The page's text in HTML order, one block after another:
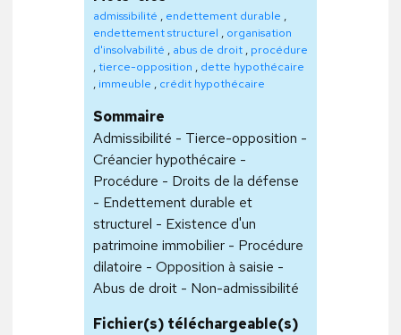
admissibilité , endettement durable ,
endettement structurel , organisation
d'insolvabilité , abus de droit , procédure
,tierce-opposition , dette hypothécaire
, immeuble , crédit hypothécaire
Sommaire
Admissibilité - Tierce-opposition -
Créancier hypothécaire -
Procédure - Droits de la défense
- Endettement durable et
structurel - Existence d'un
patrimoine immobilier - Procédure
dilatoire - Opposition à saisie -
Abus de droit - Non-admissibilité
Fichier(s) téléchargeable(s)